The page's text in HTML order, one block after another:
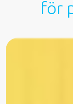
för